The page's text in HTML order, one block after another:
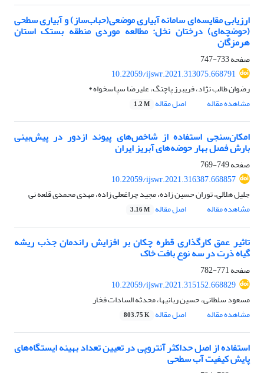
ارزیابی مقایسه‌ای سامانه آبیاری موضعی(حباب‌ساز) و آبیاری سطحی
(حوضچه‌ای) درختان نخل: مطالعه موردی منطقه بستک استان
هرمزگان
صفحه733-747
10.22059/ijswr.2021.313075.668791
رضوان طالب نژاد، فریبرز پاچنگ، علیرضا سپاسخواه *
مشاهده مقاله
اصل مقاله 1.2 M
امکان‌سنجی استفاده از شاخص‌های پیوند ازدور در پیش‌بینی
بارش فصل بهار حوضه‌های آبریز ایران
صفحه749-769
10.22059/ijswr.2021.316387.668857
جلیل هلالی، توران حسین زاده، مجید چراغعلی زاده، مهدی محمدی قلعه نی
مشاهده مقاله
اصل مقاله 3.16 M
تاثیر عمق کارگذاری قطره چکان بر افزایش راندمان جذب ریشه
گیاه ذرت در سه نوع بافت‏ خاک
صفحه771-782
10.22059/ijswr.2021.315152.668829
مسعود سلطانی، حسین ربانیها، محدثه السادات فخار
مشاهده مقاله
اصل مقاله 803.75 K
استفاده از اصل حداکثر آنتروپی در تعیین تعداد بهینه ایستگاه‌های
پایش کیفیت آب سطحی